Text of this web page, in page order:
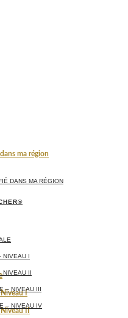
ma région
I
II
DANS MA RÉGION
NIVEAU I
NIVEAU II
– NIVEAU III
– NIVEAU IV